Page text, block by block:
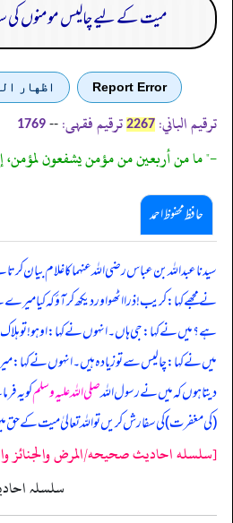
میت کے لیے چالیس مومنوں کی
Report Error اظهار
ترقیم الباني: 2267 ترقیم فقہی: --
1769
-" ما من أربعين من مؤمن يشفعون لمؤمن،
حافظ محفوظ احمد
سیدنا عبداللہ بن عباس رضی اللہ عنہما کا غلام بیان کرتا
نے مجھے کہا: کریب! ذرا اٹھو اور دیکھ کر آؤ کہ کیا میرے
ہے؟ میں نے کہا: جی ہاں۔ انہوں نے کہا: اوہو! تو
میں نے کہا: چالیس سے تو زیادہ ہیں۔ انہوں نے کہا:
دیتا ہوں کہ میں نے رسول اللہصلی اللہ علیہ وسلمکو یہ
(کی مغفرت) کی سفارش کریں تو اللہ تعالیٰ میت کے حق
[سلسله احاديث صحيحه/المرض والجنائز
سلسلہ